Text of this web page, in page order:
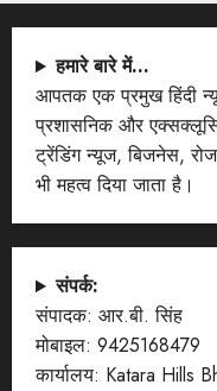
हमारे बारे में…
आपतक एक प्रमुख हिंदी
प्रशासनिक और
ट्रेंडिंग न्यूज, बिजनेस,
भी महत्व दिया जाता है।
संपर्क:
संपादक: आर.बी. सिंह
मोबाइल: 9425168479
कार्यालय: Katara Hills